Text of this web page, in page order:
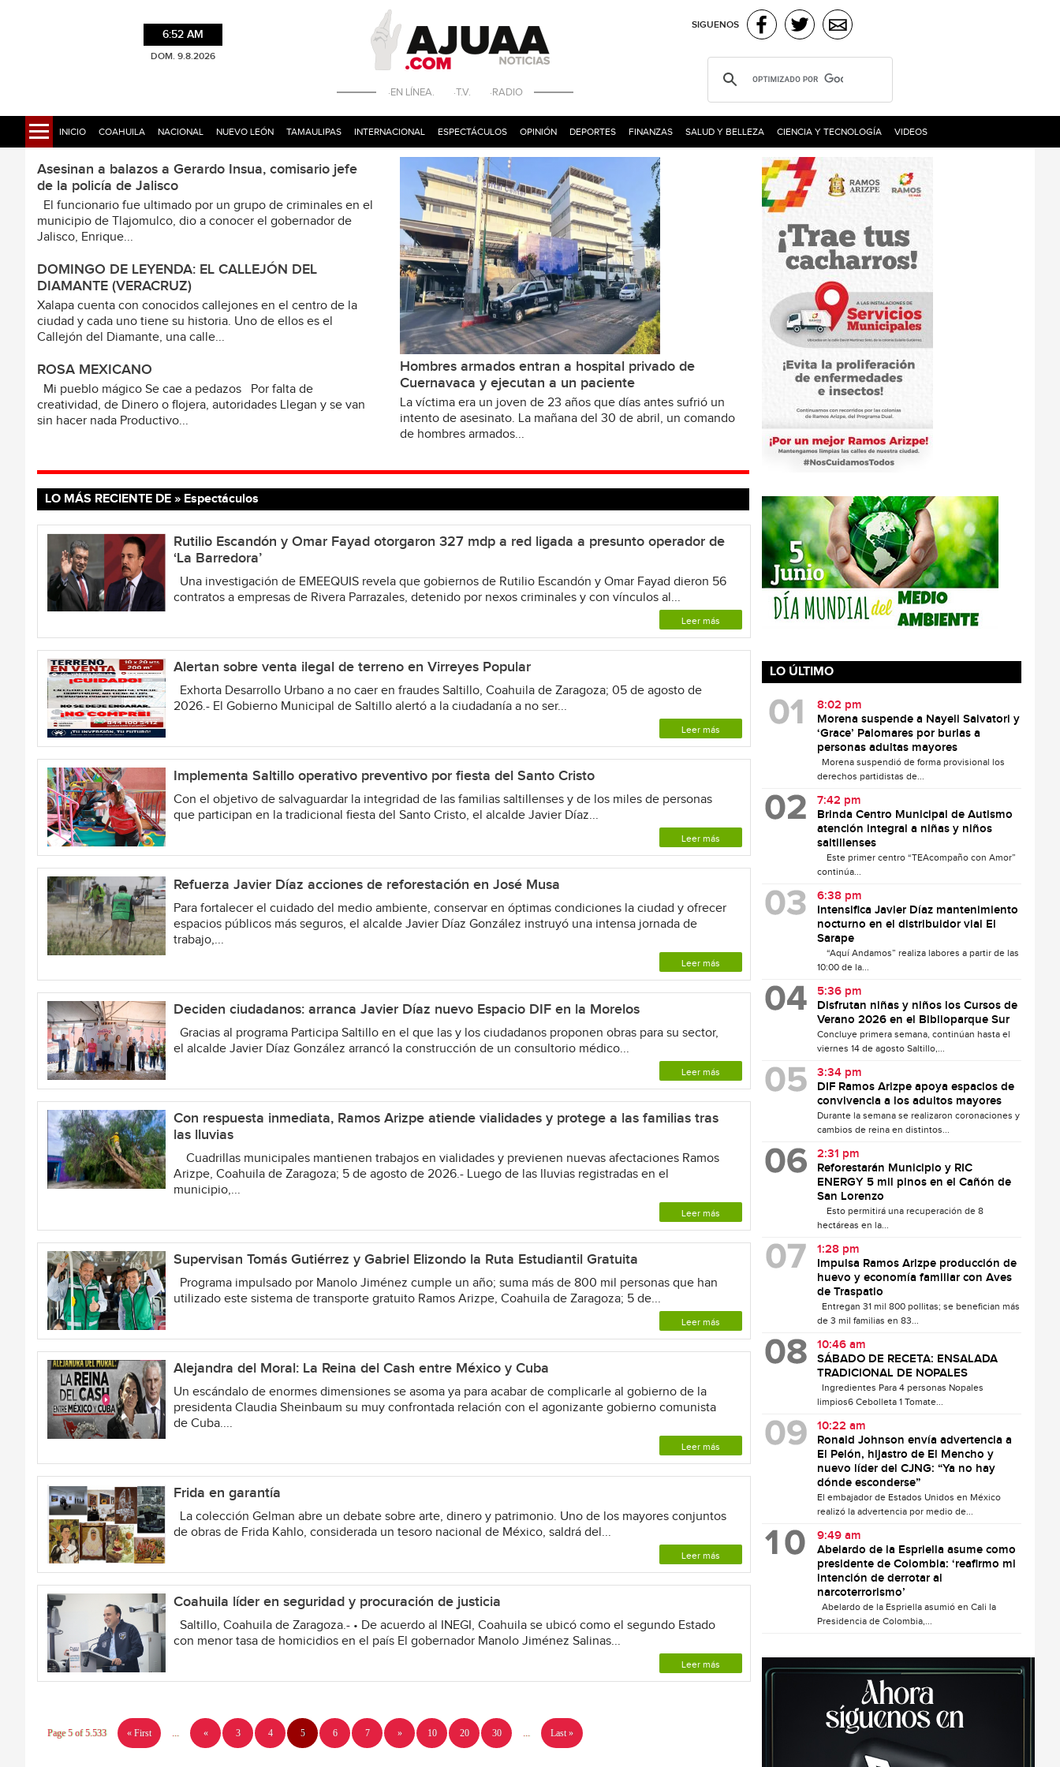
6:52 AM
DOM. 9.8.2026
·EN LÍNEA. ·T.V. ·RADIO
SIGUENOS
INICIO COAHUILA NACIONAL NUEVO LEÓN TAMAULIPAS INTERNACIONAL ESPECTÁCULOS OPINIÓN DEPORTES FINANZAS SALUD Y BELLEZA CIENCIA Y TECNOLOGÍA VIDEOS
Hombres armados entran a hospital privado de
Cuernavaca y ejecutan a un paciente
La víctima era un joven de 23 años que días antes sufrió un
intento de asesinato. La mañana del 30 de abril, un comando
de hombres armados...
Asesinan a balazos a Gerardo Insua, comisario jefe
de la policía de Jalisco
El funcionario fue ultimado por un grupo de criminales en el
municipio de Tlajomulco, dio a conocer el gobernador de
Jalisco, Enrique...
DOMINGO DE LEYENDA: EL CALLEJÓN DEL
DIAMANTE (VERACRUZ)
Xalapa cuenta con conocidos callejones en el centro de la
ciudad y cada uno tiene su historia. Uno de ellos es el
Callejón del Diamante, una calle...
ROSA MEXICANO
Mi pueblo mágico Se cae a pedazos Por falta de
creatividad, de Dinero o flojera, autoridades Llegan y se van
sin hacer nada Productivo...
LO MÁS RECIENTE DE » Espectáculos
Rutilio Escandón y Omar Fayad otorgaron 327 mdp a red ligada a presunto operador de
‘La Barredora’
Una investigación de EMEEQUIS revela que gobiernos de Rutilio Escandón y Omar Fayad dieron 56
contratos a empresas de Rivera Parrazales, detenido por nexos criminales y con vínculos al...
Leer más
Alertan sobre venta ilegal de terreno en Virreyes Popular
Exhorta Desarrollo Urbano a no caer en fraudes Saltillo, Coahuila de Zaragoza; 05 de agosto de
2026.- El Gobierno Municipal de Saltillo alertó a la ciudadanía a no ser...
Leer más
Implementa Saltillo operativo preventivo por fiesta del Santo Cristo
Con el objetivo de salvaguardar la integridad de las familias saltillenses y de los miles de personas
que participan en la tradicional fiesta del Santo Cristo, el alcalde Javier Díaz...
Leer más
Refuerza Javier Díaz acciones de reforestación en José Musa
Para fortalecer el cuidado del medio ambiente, conservar en óptimas condiciones la ciudad y ofrecer
espacios públicos más seguros, el alcalde Javier Díaz González instruyó una intensa jornada de
trabajo,...
Leer más
Deciden ciudadanos: arranca Javier Díaz nuevo Espacio DIF en la Morelos
Gracias al programa Participa Saltillo en el que las y los ciudadanos proponen obras para su sector,
el alcalde Javier Díaz González arrancó la construcción de un consultorio médico...
Leer más
Con respuesta inmediata, Ramos Arizpe atiende vialidades y protege a las familias tras
las lluvias
Cuadrillas municipales mantienen trabajos en vialidades y previenen nuevas afectaciones Ramos
Arizpe, Coahuila de Zaragoza; 5 de agosto de 2026.- Luego de las lluvias registradas en el
municipio,...
Leer más
Supervisan Tomás Gutiérrez y Gabriel Elizondo la Ruta Estudiantil Gratuita
Programa impulsado por Manolo Jiménez cumple un año; suma más de 800 mil personas que han
utilizado este sistema de transporte gratuito Ramos Arizpe, Coahuila de Zaragoza; 5 de...
Leer más
Alejandra del Moral: La Reina del Cash entre México y Cuba
Un escándalo de enormes dimensiones se asoma ya para acabar de complicarle al gobierno de la
presidenta Claudia Sheinbaum su muy confrontada relación con el agonizante gobierno comunista
de Cuba....
Leer más
Frida en garantía
La colección Gelman abre un debate sobre arte, dinero y patrimonio. Uno de los mayores conjuntos
de obras de Frida Kahlo, considerada un tesoro nacional de México, saldrá del...
Leer más
Coahuila líder en seguridad y procuración de justicia
Saltillo, Coahuila de Zaragoza.- • De acuerdo al INEGI, Coahuila se ubicó como el segundo Estado
con menor tasa de homicidios en el país El gobernador Manolo Jiménez Salinas...
Leer más
Page 5 of 5.533 « First ... « 3 4 5 6 7 » 10 20 30 ... Last »
LO ÚLTIMO
8:02 pm
Morena suspende a Nayeli Salvatori y
‘Grace’ Palomares por burlas a
personas adultas mayores
Morena suspendió de forma provisional los
derechos partidistas de...
7:42 pm
Brinda Centro Municipal de Autismo
atención integral a niñas y niños
saltillenses
Este primer centro “TEAcompaño con Amor”
continúa...
6:38 pm
Intensifica Javier Díaz mantenimiento
nocturno en el distribuidor vial El
Sarape
“Aquí Andamos” realiza labores a partir de las
10:00 de la...
5:36 pm
Disfrutan niñas y niños los Cursos de
Verano 2026 en el Biblioparque Sur
Concluye primera semana, continúan hasta el
viernes 14 de agosto Saltillo,...
3:34 pm
DIF Ramos Arizpe apoya espacios de
convivencia a los adultos mayores
Durante la semana se realizaron coronaciones y
cambios de reina en distintos...
2:31 pm
Reforestarán Municipio y RIC
ENERGY 5 mil pinos en el Cañón de
San Lorenzo
Esto permitirá una recuperación de 8
hectáreas en la...
1:28 pm
Impulsa Ramos Arizpe producción de
huevo y economía familiar con Aves
de Traspatio
Entregan 31 mil 800 pollitas; se benefician más
de 3 mil familias en 83...
10:46 am
SÁBADO DE RECETA: ENSALADA
TRADICIONAL DE NOPALES
Ingredientes Para 4 personas Nopales
limpios6 Cebolleta 1 Tomate...
10:22 am
Ronald Johnson envía advertencia a
El Pelón, hijastro de El Mencho y
nuevo líder del CJNG: “Ya no hay
dónde esconderse”
El embajador de Estados Unidos en México
realizó la advertencia por medio de...
9:49 am
Abelardo de la Espriella asume como
presidente de Colombia: ‘reafirmo mi
intención de derrotar al
narcoterrorismo’
Abelardo de la Espriella asumió en Cali la
Presidencia de Colombia,...